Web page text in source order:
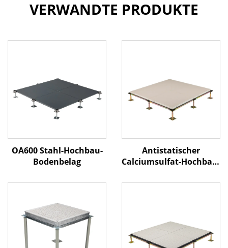
VERWANDTE PRODUKTE
OA600 Stahl-Hochbau-
Bodenbelag
Antistatischer
Calciumsulfat-Hochbau-
Oberfläche